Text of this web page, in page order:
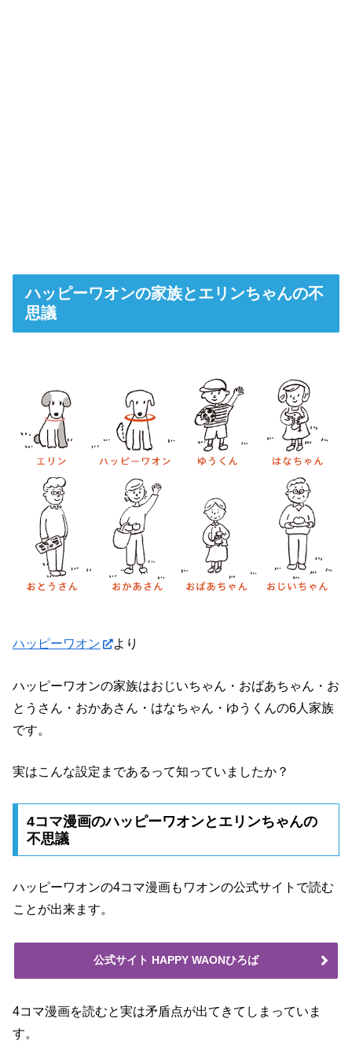
ハッピーワオンの家族とエリンちゃんの不
思議
ハッピーワオン より
ハッピーワオンの家族はおじいちゃん・おばあちゃん・お
とうさん・おかあさん・はなちゃん・ゆうくんの6人家族
です。
実はこんな設定まであるって知っていましたか？
4コマ漫画のハッピーワオンとエリンちゃんの
不思議
ハッピーワオンの4コマ漫画もワオンの公式サイトで読む
ことが出来ます。
公式サイト HAPPY WAONひろば
4コマ漫画を読むと実は矛盾点が出てきてしまっていま
す。